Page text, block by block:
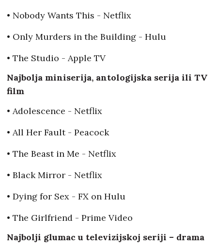
• Nobody Wants This - Netflix
• Only Murders in the Building - Hulu
• The Studio - Apple TV
Najbolja miniserija, antologijska serija ili TV
film
• Adolescence - Netflix
• All Her Fault - Peacock
• The Beast in Me - Netflix
• Black Mirror - Netflix
• Dying for Sex - FX on Hulu
• The Girlfriend - Prime Video
Najbolji glumac u televizijskoj seriji – drama